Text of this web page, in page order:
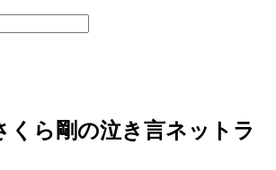
くら剛の泣き言ネットラ